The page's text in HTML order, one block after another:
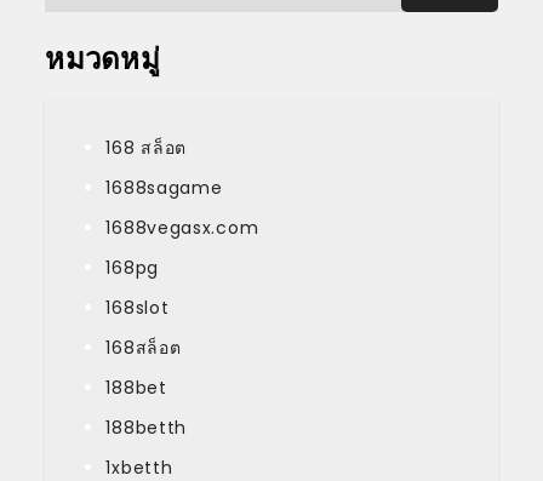
หมวดหมู่
168 สล็อต
1688sagame
1688vegasx.com
168pg
168slot
168สล็อต
188bet
188betth
1xbetth